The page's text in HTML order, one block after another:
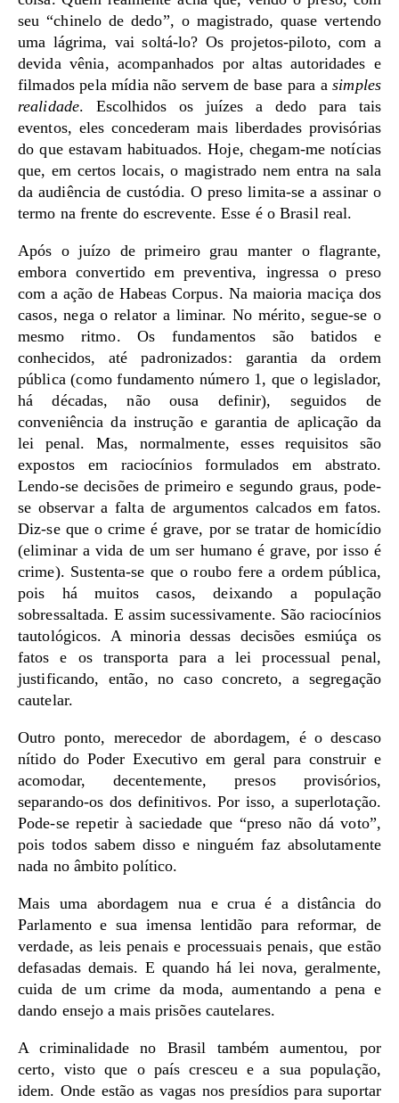
seu “chinelo de dedo”, o magistrado, quase vertendo
uma lágrima, vai soltá-lo? Os projetos-piloto, com a
devida vênia, acompanhados por altas autoridades e
filmados pela mídia não servem de base para asimples
realidade. Escolhidos os juízes a dedo para tais
eventos, eles concederam mais liberdades provisórias
do que estavam habituados. Hoje, chegam-me notícias
que, em certos locais, o magistrado nem entra na sala
da audiência de custódia. O preso limita-se a assinar o
termo na frente do escrevente. Esse é o Brasil real.
Após o juízo de primeiro grau manter o flagrante,
embora convertido em preventiva, ingressa o preso
com a ação de Habeas Corpus. Na maioria maciça dos
casos, nega o relator a liminar. No mérito, segue-se o
mesmo ritmo. Os fundamentos são batidos e
conhecidos, até padronizados: garantia da ordem
pública (como fundamento número 1, que o legislador,
há décadas, não ousa definir), seguidos de
conveniência da instrução e garantia de aplicação da
lei penal. Mas, normalmente, esses requisitos são
expostos em raciocínios formulados em abstrato.
Lendo-se decisões de primeiro e segundo graus, pode-
se observar a falta de argumentos calcados em fatos.
Diz-se que o crime é grave, por se tratar de homicídio
(eliminar a vida de um ser humano é grave, por isso é
crime). Sustenta-se que o roubo fere a ordem pública,
pois há muitos casos, deixando a população
sobressaltada. E assim sucessivamente. São raciocínios
tautológicos. A minoria dessas decisões esmiúça os
fatos e os transporta para a lei processual penal,
justificando, então, no caso concreto, a segregação
cautelar.
Outro ponto, merecedor de abordagem, é o descaso
nítido do Poder Executivo em geral para construir e
acomodar, decentemente, presos provisórios,
separando-os dos definitivos. Por isso, a superlotação.
Pode-se repetir à saciedade que “preso não dá voto”,
pois todos sabem disso e ninguém faz absolutamente
nada no âmbito político.
Mais uma abordagem nua e crua é a distância do
Parlamento e sua imensa lentidão para reformar, de
verdade, as leis penais e processuais penais, que estão
defasadas demais. E quando há lei nova, geralmente,
cuida de um crime da moda, aumentando a pena e
dando ensejo a mais prisões cautelares.
A criminalidade no Brasil também aumentou, por
certo, visto que o país cresceu e a sua população,
idem. Onde estão as vagas nos presídios para suportar